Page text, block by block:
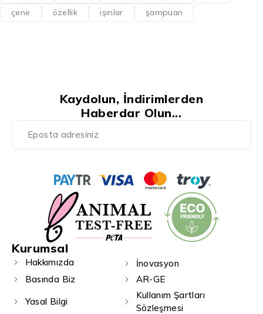
çene
özellik ışınlar şampuan
Kurumsal
Hakkımızda
İnovasyon
Basında Biz
AR-GE
Yasal Bilgi
Kullanım Şartları
Sözleşmesi
Kaydolun, İndirimlerden
Haberdar Olun...